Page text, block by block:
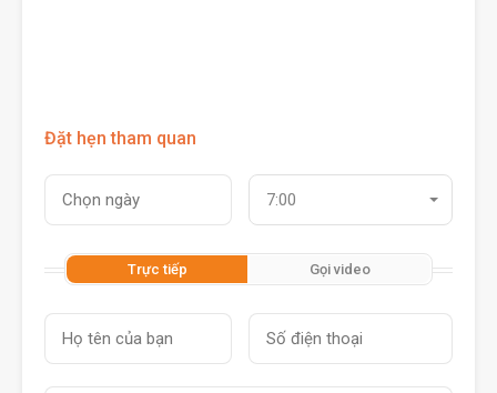
Đặt hẹn tham quan
7:00
Trực tiếp Gọi video